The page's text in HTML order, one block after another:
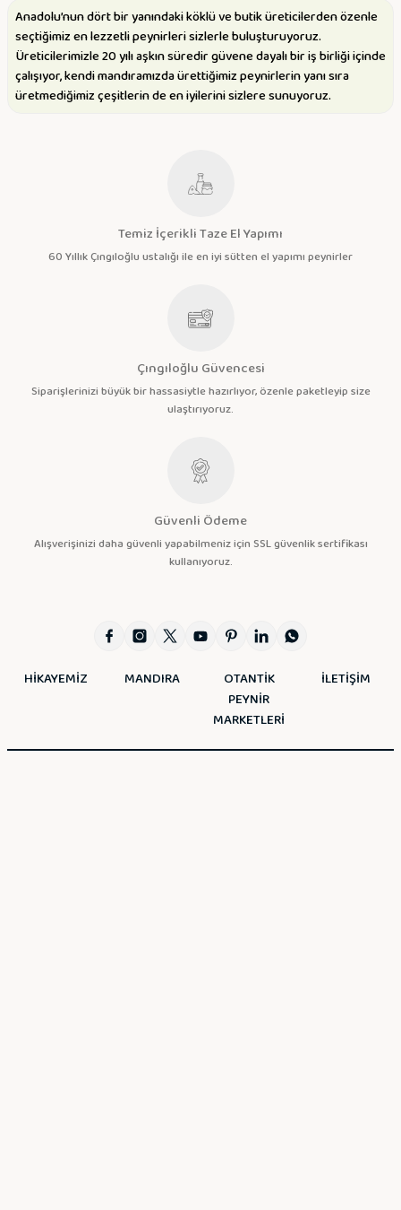
Anadolu’nun dört bir yanındaki köklü ve butik üreticilerden özenle
seçtiğimiz en lezzetli peynirleri sizlerle buluşturuyoruz.
Üreticilerimizle 20 yılı aşkın süredir güvene dayalı bir iş birliği içinde
çalışıyor, kendi mandıramızda ürettiğimiz peynirlerin yanı sıra
üretmediğimiz çeşitlerin de en iyilerini sizlere sunuyoruz.
Temiz İçerikli Taze El Yapımı
60 Yıllık Çıngıloğlu ustalığı ile en iyi sütten el yapımı peynirler
Çıngıloğlu Güvencesi
Siparişlerinizi büyük bir hassasiytle hazırlıyor, özenle paketleyip size
ulaştırıyoruz.
Güvenli Ödeme
Alışverişinizi daha güvenli yapabilmeniz için SSL güvenlik sertifikası
kullanıyoruz.
HİKAYEMİZ MANDIRA
OTANTİK
PEYNİR
MARKETLERİ
İLETİŞİM